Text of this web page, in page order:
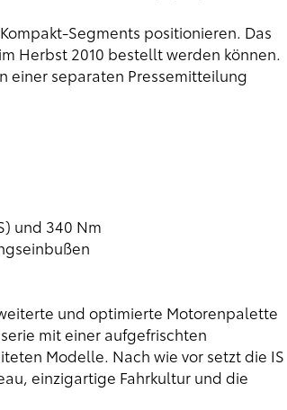
Segments positionieren. Das
Herbst 2010 bestellt werden können.
einer separaten Pressemitteilung
und 340 Nm
und optimierte Motorenpalette
mit einer aufgefrischten
Modelle. Nach wie vor setzt die IS
einzigartige Fahrkultur und die